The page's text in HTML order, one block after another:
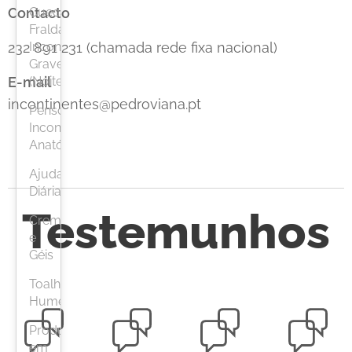
Cueca
Fralda
Incontinência
Grave
(Noite)
Pensos
Incontinência
Anatómicos
Ajudas
Diárias
Cremes
e
Géis
Toalhetes
Humedecidos
Produto
em
Contacto
232 891 231 (chamada rede fixa nacional)
E-mail
incontinentes@pedroviana.pt
Testemunhos